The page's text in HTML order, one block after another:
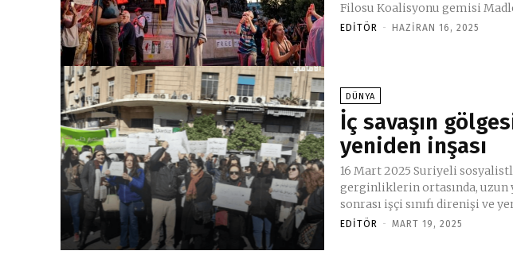
Filosu Koalisyonu gemisi
EDITÖR - HAZIRAN 16, 2025
DÜNYA
İç savaşın
yeniden inşası
16 Mart 2025 Suriyeli sosyalistler, yükselen mezhepsel
gerginliklerin ortasında, uzun
sonrası işçi sınıfı direnişi ve
EDITÖR - MART 19, 2025